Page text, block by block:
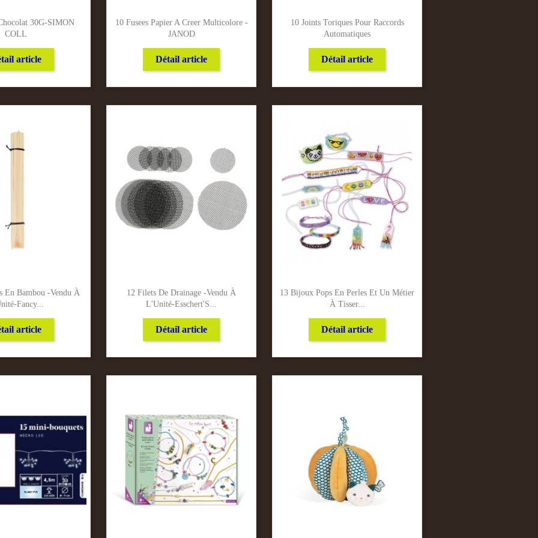
30G-SIMON
COLL
article
10 Fusees Papier A Creer Multicolore -
JANOD
Détail article
10 Joints Toriques Pour Raccords
Automatiques
Détail article
En Bambou -Vendu À
Fancy...
article
12 Filets De Drainage -Vendu À
L'Unité-Esschert'S...
Détail article
13 Bijoux Pops En Perles Et Un Métier
À Tisser...
Détail article